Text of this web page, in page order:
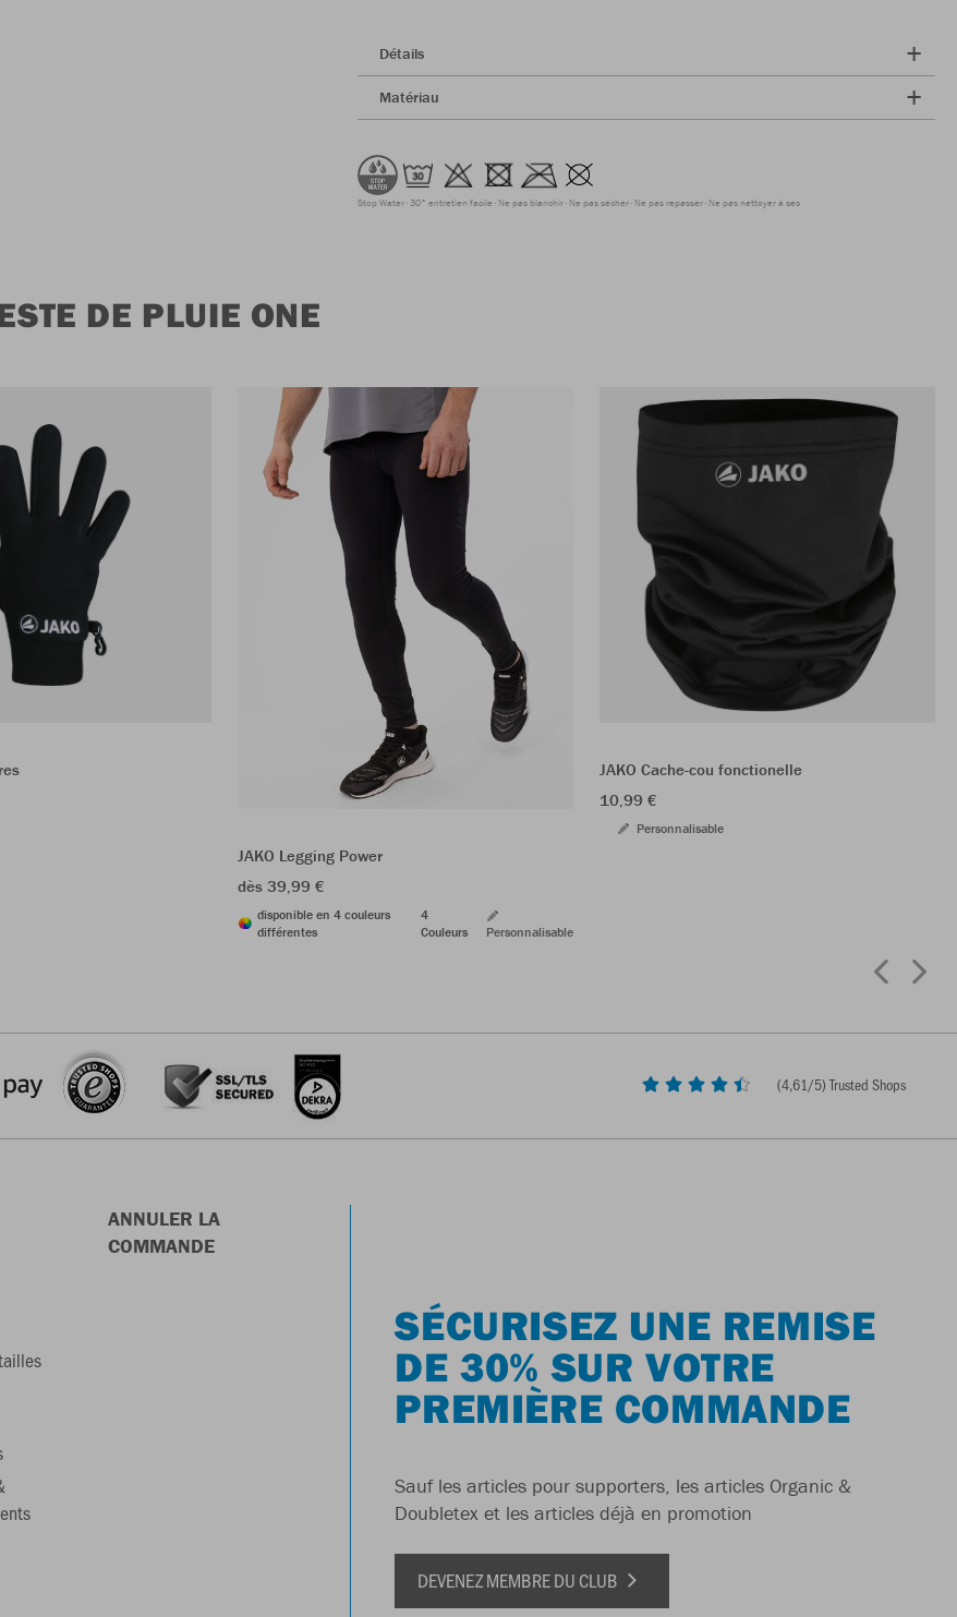
Détails
Matériau
Stop Water 30° entretien facile Ne pas blanchir Ne pas sécher Ne pas repasser Ne pas nettoyer à sec
DE PLUIE ONE
JAKO Legging Power
dès 39,99 €
disponible en 4 couleurs
différentes
4
Couleurs
Personnalisable
JAKO Cache-cou fonctionelle
10,99 €
Personnalisable
(4,61/5) Trusted Shops
ANNULER LA
COMMANDE
SÉCURISEZ UNE REMISE
DE 30% SUR VOTRE
PREMIÈRE COMMANDE
Sauf les articles pour supporters, les articles Organic &
Doubletex et les articles déjà en promotion
DEVENEZ MEMBRE DU CLUB